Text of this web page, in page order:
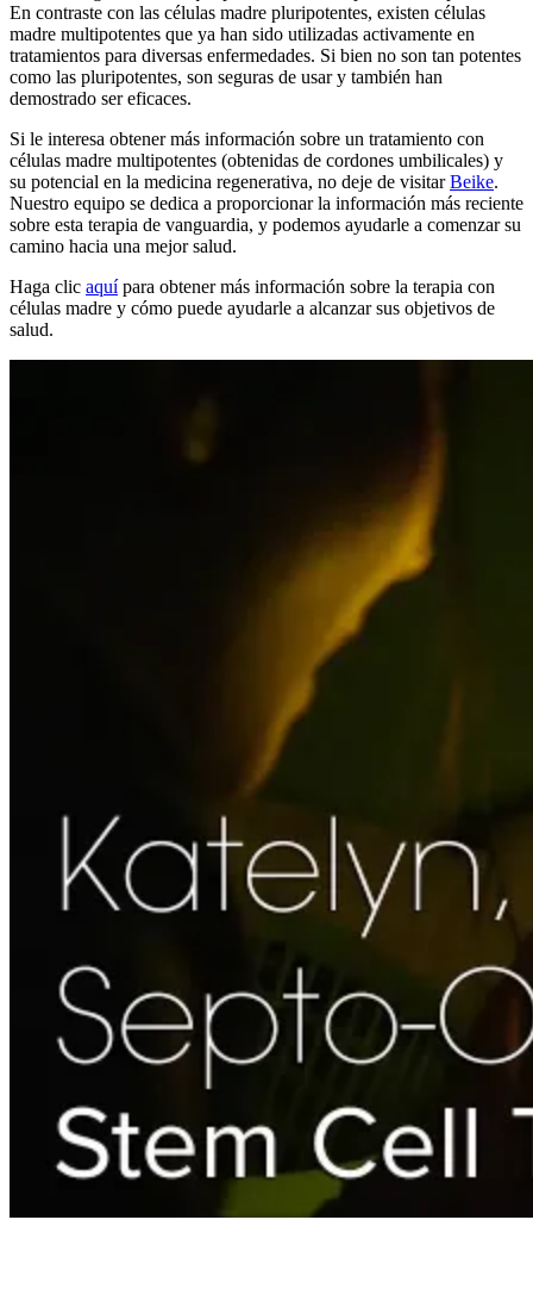
En contraste con las células madre pluripotentes, existen células
madre multipotentes que ya han sido utilizadas activamente en
tratamientos para diversas enfermedades. Si bien no son tan potentes
como las pluripotentes, son seguras de usar y también han
demostrado ser eficaces.
Si le interesa obtener más información sobre un tratamiento con
células madre multipotentes (obtenidas de cordones umbilicales) y
su potencial en la medicina regenerativa, no deje de visitarBeike.
Nuestro equipo se dedica a proporcionar la información más reciente
sobre esta terapia de vanguardia, y podemos ayudarle a comenzar su
camino hacia una mejor salud.
Haga clic aquípara obtener más información sobre la terapia con
células madre y cómo puede ayudarle a alcanzar sus objetivos de
salud.